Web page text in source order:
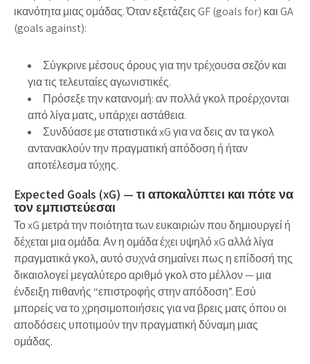
ικανότητα μιας ομάδας. Όταν εξετάζεις GF (goals for) και GA
(goals against):
Σύγκρινε μέσους όρους για την τρέχουσα σεζόν και
για τις τελευταίες αγωνιστικές.
Πρόσεξε την κατανομή: αν πολλά γκολ προέρχονται
από λίγα ματς, υπάρχει αστάθεια.
Συνδύασε με στατιστικά xG για να δεις αν τα γκολ
αντανακλούν την πραγματική απόδοση ή ήταν
αποτέλεσμα τύχης.
Expected Goals (xG) — τι αποκαλύπτει και πότε να
τον εμπιστεύεσαι
Το xG μετρά την ποιότητα των ευκαιριών που δημιουργεί ή
δέχεται μια ομάδα. Αν η ομάδα έχει υψηλό xG αλλά λίγα
πραγματικά γκολ, αυτό συχνά σημαίνει πως η επίδοσή της
δικαιολογεί μεγαλύτερο αριθμό γκολ στο μέλλον — μια
ένδειξη πιθανής “επιστροφής στην απόδοση”. Εσύ
μπορείς να το χρησιμοποιήσεις για να βρεις ματς όπου οι
αποδόσεις υποτιμούν την πραγματική δύναμη μιας
ομάδας.